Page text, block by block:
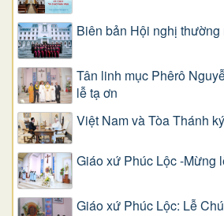
Biên bản Hội nghị thường
Tân linh mục Phêrô
lễ tạ ơn
Việt Nam và Tòa Thánh
Giáo xứ Phúc Lộc -Mừng
Giáo xứ Phúc Lộc: Lễ